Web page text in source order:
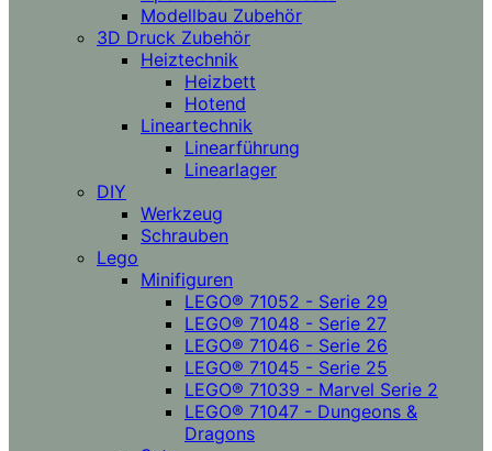
Modellbau Zubehör
3D Druck Zubehör
Heiztechnik
Heizbett
Hotend
Lineartechnik
Linearführung
Linearlager
DIY
Werkzeug
Schrauben
Lego
Minifiguren
LEGO® 71052 - Serie 29
LEGO® 71048 - Serie 27
LEGO® 71046 - Serie 26
LEGO® 71045 - Serie 25
LEGO® 71039 - Marvel Serie 2
LEGO® 71047 - Dungeons &
Dragons